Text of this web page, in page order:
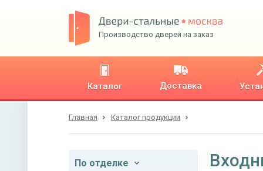
Производство дверей на заказ
Каталог Доставка
Главная Каталог продукции
По отделке